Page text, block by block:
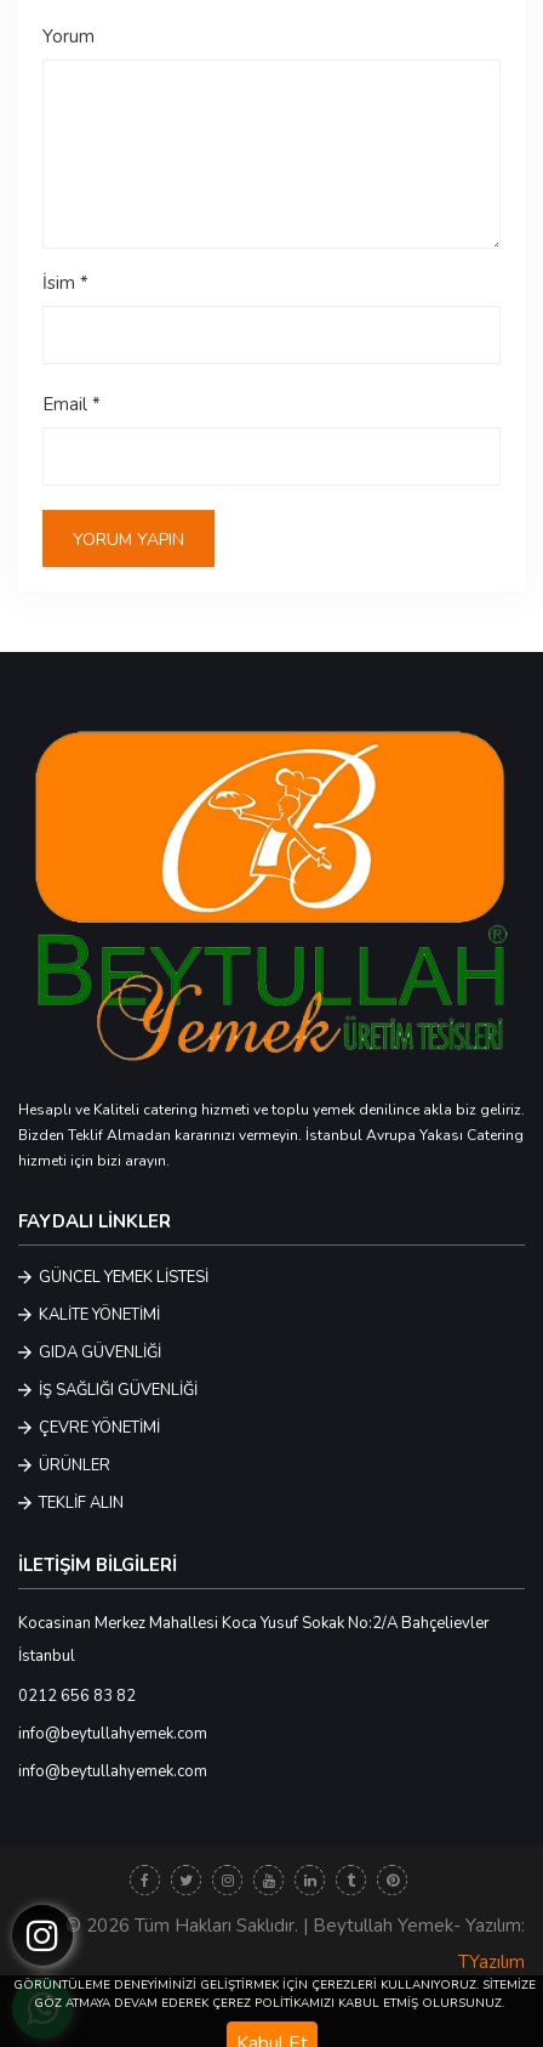
Yorum
İsim *
Email *
Hesaplı ve Kaliteli catering hizmeti ve toplu yemek denilince akla biz geliriz.
Bizden Teklif Almadan kararınızı vermeyin. İstanbul Avrupa Yakası Catering
hizmeti için bizi arayın.
FAYDALI LİNKLER
GÜNCEL YEMEK LİSTESİ
KALİTE YÖNETİMİ
GIDA GÜVENLİĞİ
İŞ SAĞLIĞI GÜVENLİĞİ
ÇEVRE YÖNETİMİ
ÜRÜNLER
TEKLİF ALIN
İLETİŞİM BİLGİLERİ
Kocasinan Merkez Mahallesi Koca Yusuf Sokak No:2/A Bahçelievler
İstanbul
0212 656 83 82
info@beytullahyemek.com
info@beytullahyemek.com
© 2026 Tüm Hakları Saklıdır. | Beytullah Yemek- Yazılım:
TYazılım
GÖRÜNTÜLEME DENEYİMİNİZİ GELİŞTİRMEK İÇİN ÇEREZLERİ KULLANIYORUZ. SİTEMİZE
GÖZ ATMAYA DEVAM EDEREK ÇEREZ POLİTİKAMIZI KABUL ETMİŞ OLURSUNUZ.